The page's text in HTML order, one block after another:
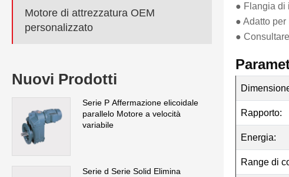
Motore di attrezzatura OEM
personalizzato
Nuovi Prodotti
Serie P Affermazione elicoidale
parallelo Motore a velocità
variabile
Serie d Serie Solid Elimina
● Flangia di
● Adatto per
●
Rapporto:
Energia:
Range di